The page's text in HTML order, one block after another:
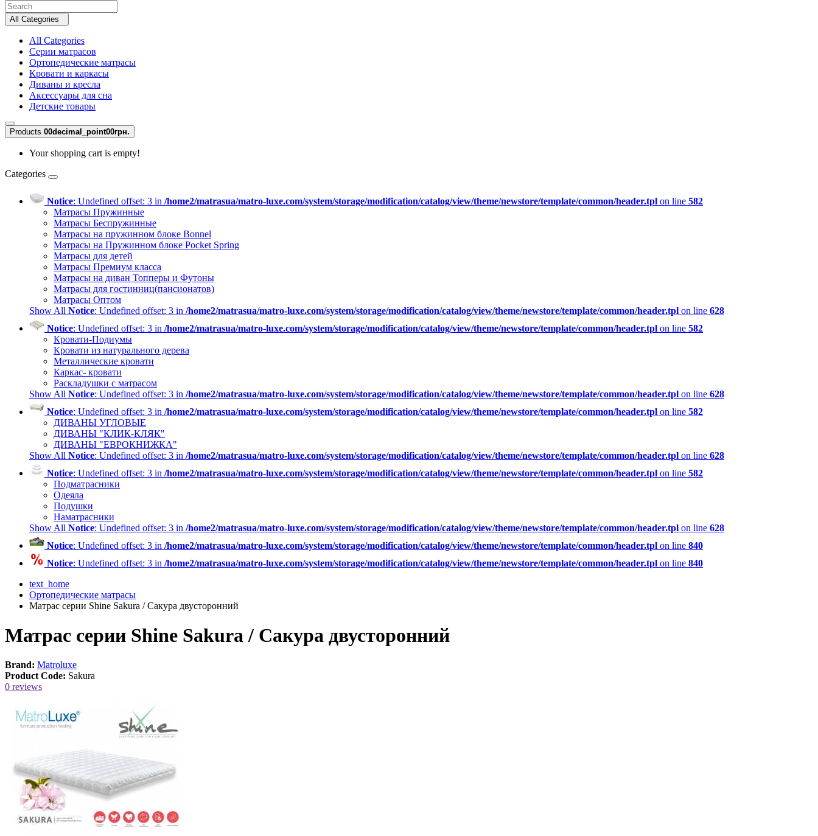
All Categories
All Categories
Серии матрасов
Ортопедические матрасы
Кровати и каркасы
Диваны и кресла
Аксессуары для сна
Детские товары
Products 00decimal_point00грн.
Your shopping cart is empty!
Categories
Notice: Undefined offset: 3 in /home2/matrasua/matro-luxe.com/system/storage/modification/catalog/view/theme/newstore/template/common/header.tpl on line 582
Матрасы Пружинные
Матрасы Беспружинные
Матрасы на пружинном блоке Bonnel
Матрасы на Пружинном блоке Pocket Spring
Матрасы для детей
Матрасы Премиум класса
Матрасы на диван Топперы и Футоны
Матрасы для гостинниц(пансионатов)
Матрасы Оптом
Show All Notice: Undefined offset: 3 in /home2/matrasua/matro-luxe.com/system/storage/modification/catalog/view/theme/newstore/template/common/header.tpl on line 628
Notice: Undefined offset: 3 in /home2/matrasua/matro-luxe.com/system/storage/modification/catalog/view/theme/newstore/template/common/header.tpl on line 582
Кровати-Подиумы
Кровати из натурального дерева
Металлические кровати
Каркас- кровати
Раскладушки с матрасом
Show All Notice: Undefined offset: 3 in /home2/matrasua/matro-luxe.com/system/storage/modification/catalog/view/theme/newstore/template/common/header.tpl on line 628
Notice: Undefined offset: 3 in /home2/matrasua/matro-luxe.com/system/storage/modification/catalog/view/theme/newstore/template/common/header.tpl on line 582
ДИВАНЫ УГЛОВЫЕ
ДИВАНЫ "КЛИК-КЛЯК"
ДИВАНЫ "ЕВРОКНИЖКА"
Show All Notice: Undefined offset: 3 in /home2/matrasua/matro-luxe.com/system/storage/modification/catalog/view/theme/newstore/template/common/header.tpl on line 628
Notice: Undefined offset: 3 in /home2/matrasua/matro-luxe.com/system/storage/modification/catalog/view/theme/newstore/template/common/header.tpl on line 582
Подматрасники
Одеяла
Подушки
Наматрасники
Show All Notice: Undefined offset: 3 in /home2/matrasua/matro-luxe.com/system/storage/modification/catalog/view/theme/newstore/template/common/header.tpl on line 628
Notice: Undefined offset: 3 in /home2/matrasua/matro-luxe.com/system/storage/modification/catalog/view/theme/newstore/template/common/header.tpl on line 840
Notice: Undefined offset: 3 in /home2/matrasua/matro-luxe.com/system/storage/modification/catalog/view/theme/newstore/template/common/header.tpl on line 840
text_home
Ортопедические матрасы
Матрас серии Shine Sakura / Сакура двусторонний
Матрас серии Shine Sakura / Сакура двусторонний
Brand: Matroluxe
Product Code: Sakura
0 reviews